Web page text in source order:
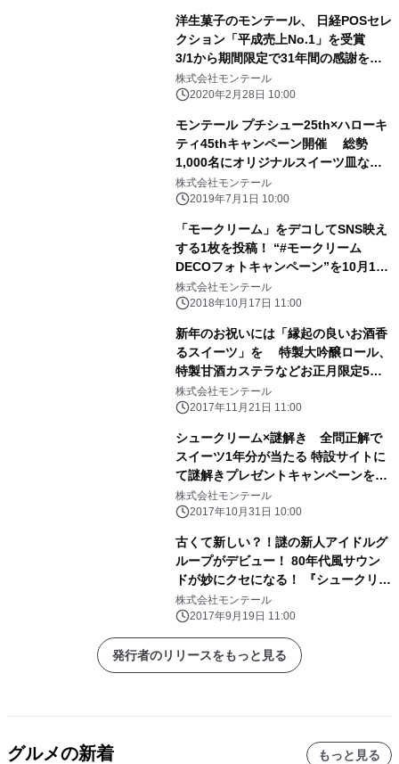
洋生菓子のモンテール、 日経POSセレ
クション「平成売上No.1」を受賞
3/1から期間限定で31年間の感謝をこ
めた限定パッケージを展開
株式会社モンテール
2020年2月28日 10:00
モンテール プチシュー25th×ハローキ
ティ45thキャンペーン開催 総勢
1,000名にオリジナルスイーツ皿など
をプレゼント！
株式会社モンテール
2019年7月1日 10:00
「モークリーム」をデコしてSNS映え
する1枚を投稿！ “#モークリーム
DECOフォトキャンペーン”を10月17
日から開催
株式会社モンテール
2018年10月17日 11:00
新年のお祝いには「縁起の良いお酒香
るスイーツ」を 特製大吟醸ロール、
特製甘酒カステラなどお正月限定5商
品を新発売
株式会社モンテール
2017年11月21日 11:00
シュークリーム×謎解き 全問正解で
スイーツ1年分が当たる 特設サイトに
て謎解きプレゼントキャンペーンを期
間限定で開催
株式会社モンテール
2017年10月31日 10:00
古くて新しい？！謎の新人アイドルグ
ループがデビュー！ 80年代風サウン
ドが妙にクセになる！ 『シュークリー
ム後輩』ミュージックビデオ公開！ モ
ンテール「牛乳と卵のシュークリー
ム」発売20周年を記念し、 2017年9月
19日「シュークリームの日」に公開
株式会社モンテール
2017年9月19日 11:00
発行者のリリースをもっと見る
グルメの新着 もっと見る